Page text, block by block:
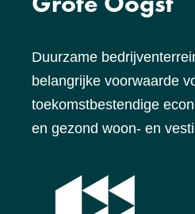
Duurzame
belangrijke voorwaarde
toekomstbestendige
en gezond woon- en